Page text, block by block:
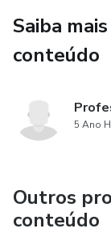
Saiba
conteúdo
5 Ano
Outros
conteúdo